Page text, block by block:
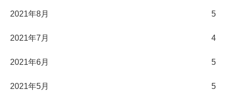
2021年8月 5
2021年7月 4
2021年6月 5
2021年5月 5